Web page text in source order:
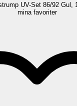
UV-Set 86/92 Gul,
mina favoriter